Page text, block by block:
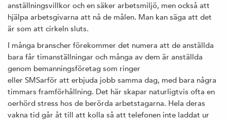
anställningsvillkor och en säker arbetsmiljö, men också att
hjälpa arbetsgivarna att nå de målen. Man kan säga att det
är som att cirkeln sluts.
I många branscher förekommer det numera att de anställda
bara får timanställningar och många av dem är anställda
genom bemanningsföretag som ringer
eller SMSarför att erbjuda jobb samma dag, med bara några
timmars framförhållning. Det här skapar naturligtvis ofta en
oerhörd stress hos de berörda arbetstagarna. Hela deras
vakna tid går åt till att kolla så att telefonen inte laddat ur